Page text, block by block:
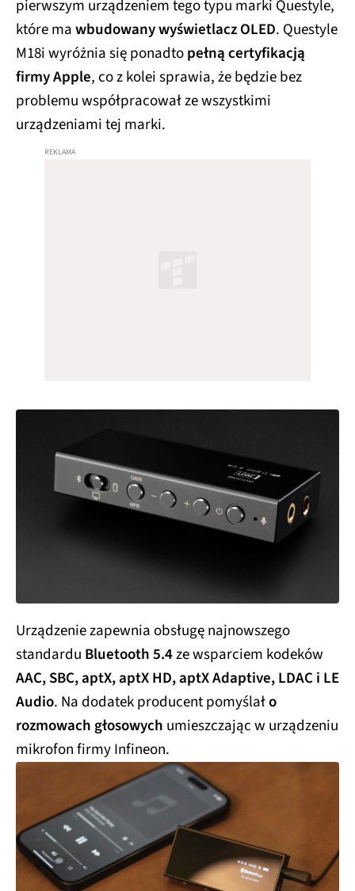
które mawbudowany wyświetlacz OLED . Questyle
M18i wyróżnia się ponadtopełną certyfikacją
firmy Apple , co z kolei sprawia, że będzie bez
problemu współpracował ze wszystkimi
urządzeniami tej marki.
Urządzenie zapewnia obsługę najnowszego
standardu Bluetooth 5.4ze wsparciem kodeków
AAC, SBC, aptX, aptX HD, aptX Adaptive, LDAC i LE
Audio . Na dodatek producent pomyślało
rozmowach głosowych umieszczając w urządzeniu
mikrofon firmy Infineon.